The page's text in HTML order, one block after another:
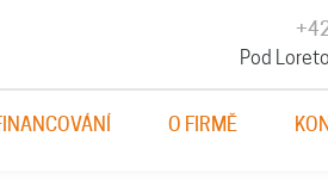
Pod
O FIRMĚ